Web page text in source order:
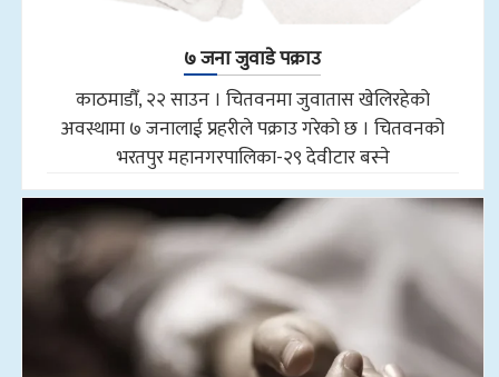
७ जना जुवाडे पक्राउ
काठमाडौँ, २२ साउन । चितवनमा जुवातास खेलिरहेको
अवस्थामा ७ जनालाई प्रहरीले पक्राउ गरेको छ । चितवनको
भरतपुर महानगरपालिका-२९ देवीटार बस्ने